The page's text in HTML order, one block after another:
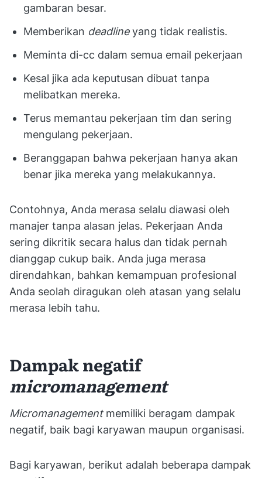
gambaran besar.
Memberikan deadlineyang tidak realistis.
Meminta di-cc dalam semua email pekerjaan
Kesal jika ada keputusan dibuat tanpa
melibatkan mereka.
Terus memantau pekerjaan tim dan sering
mengulang pekerjaan.
Beranggapan bahwa pekerjaan hanya akan
benar jika mereka yang melakukannya.
Contohnya, Anda merasa selalu diawasi oleh
manajer tanpa alasan jelas. Pekerjaan Anda
sering dikritik secara halus dan tidak pernah
dianggap cukup baik. Anda juga merasa
direndahkan, bahkan kemampuan profesional
Anda seolah diragukan oleh atasan yang selalu
merasa lebih tahu.
Dampak negatif
micromanagement
Micromanagement memiliki beragam dampak
negatif, baik bagi karyawan maupun organisasi.
Bagi karyawan, berikut adalah beberapa dampak